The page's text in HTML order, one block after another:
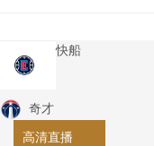
快船
奇才
高清直播